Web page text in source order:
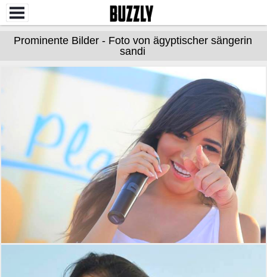
Prominente Bilder - Foto von ägyptischer sängerin
sandi